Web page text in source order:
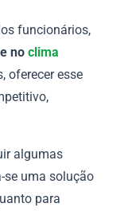
funcionários,
e no clima
oferecer esse
algumas
se uma solução
para